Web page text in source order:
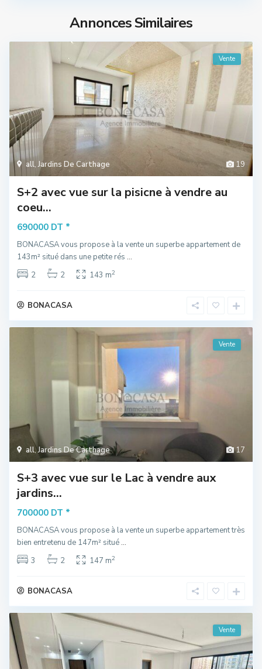
Annonces Similaires
19
all,Jardins De Carthage
Vente
S+2 avec vue sur la pisicne à vendre au
coeu...
690000 DT *
BONACASA vous propose à la vente un superbe appartement de
143m² situé dans une petite rés ...
2
2 143 m2
BONACASA
17
all,Jardins De Carthage
Vente
S+3 avec vue sur le Lac à vendre aux
jardins...
700000 DT *
BONACASA vous propose à la vente un superbe appartement très
bien entretenu de 147m² situé...
3
2 147 m2
BONACASA
Vente